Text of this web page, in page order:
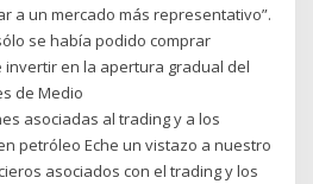
a un mercado más representativo”.
se había podido comprar
en la apertura gradual del
de Medio
asociadas al trading y a los
petróleo Eche un vistazo a nuestro
asociados con el trading y los